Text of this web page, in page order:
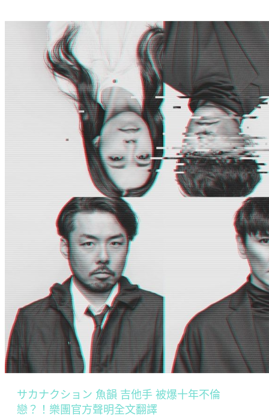
サカナクション 魚韻 吉他手 被爆十年不倫
戀？！樂團官方聲明全文翻譯